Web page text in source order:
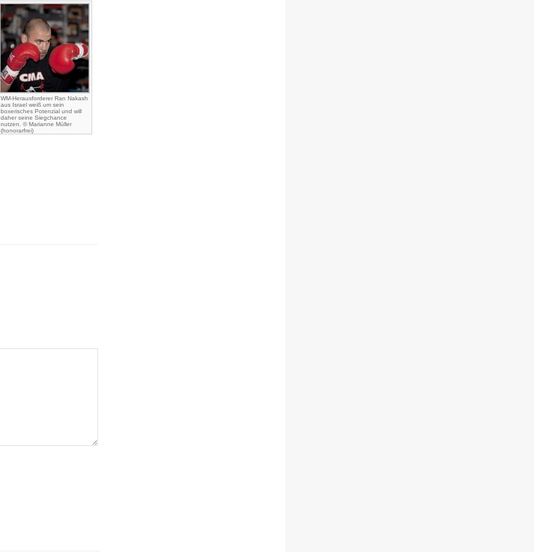
WM-Herausforderer Ran Nakash
aus Israel weiß um sein
boxerisches Potenzial und will
daher seine Siegchance
nutzen. © Marianne Müller
(honorarfrei)